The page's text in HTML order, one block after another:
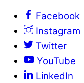
Facebook
Instagram
Twitter
YouTube
LinkedIn